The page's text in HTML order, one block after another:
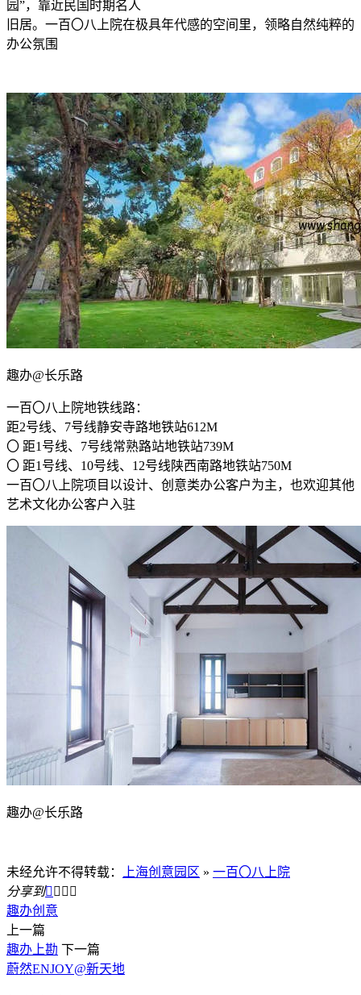
园”，靠近民国时期名人
旧居。一百〇八上院在极具年代感的空间里，领略自然纯粹的
办公氛围
趣办@长乐路
一百〇八上院地铁线路：
距2号线、7号线静安寺路地铁站612M
〇 距1号线、7号线常熟路站地铁站739M
〇 距1号线、10号线、12号线陕西南路地铁站750M
一百〇八上院项目以设计、创意类办公客户为主，也欢迎其他
艺术文化办公客户入驻
趣办@长乐路
未经允许不得转载： 上海创意园区 » 一百〇八上院
分享到   
趣办创意
上一篇
趣办上勘 下一篇
蔚然ENJOY@新天地